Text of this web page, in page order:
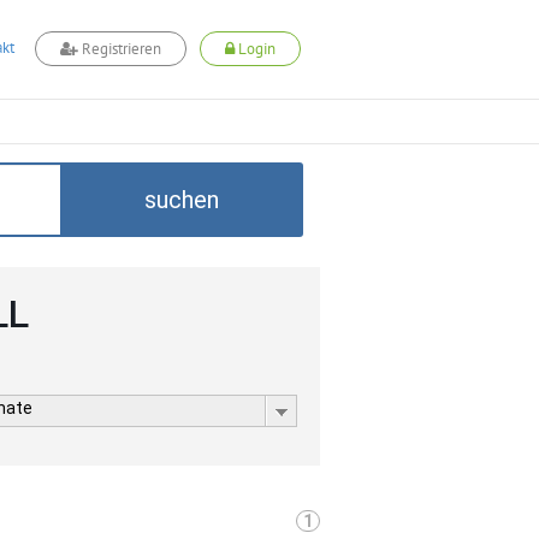
Registrieren Login
suchen
1